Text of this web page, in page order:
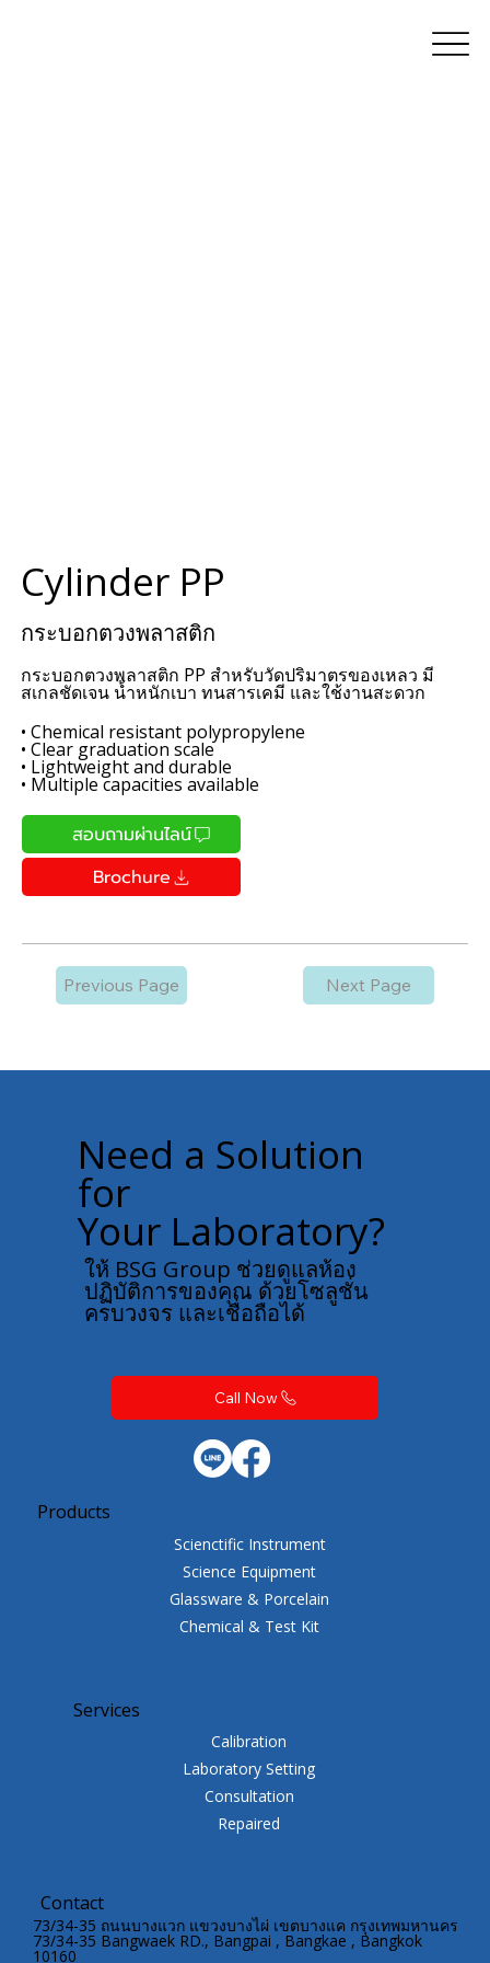
Cylinder PP
กระบอกตวงพลาสติก
กระบอกตวงพลาสติก PP สำหรับวัดปริมาตรของเหลว มี
สเกลชัดเจน น้ำหนักเบา ทนสารเคมี และใช้งานสะดวก
• Chemical resistant polypropylene
• Clear graduation scale
• Lightweight and durable
• Multiple capacities available
สอบถามผ่านไลน์
Brochure
Previous Page Next Page
Need a Solution
for
Your Laboratory?
ให้ BSG Group ช่วยดูแลห้อง
ปฏิบัติการของคุณ ด้วยโซลูชั่น
ครบวงจร และเชื่อถือได้
Call Now
Products
Scienctific Instrument
Science Equipment
Glassware & Porcelain
Chemical & Test Kit
Services
Calibration
Laboratory Setting
Consultation
Repaired
Contact
73/34-35 ถนนบางแวก แขวงบางไผ่ เขตบางแค กรุงเทพมหานคร
73/34-35 Bangwaek RD., Bangpai , Bangkae , Bangkok
10160